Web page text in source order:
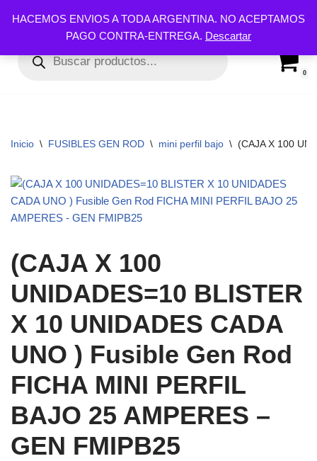
HACEMOS ENVIOS A TODA ARGENTINA. NO ACEPTAMOS
PAGO CONTRA-ENTREGA. Descartar
al
contenido
0
Inicio \ FUSIBLES GEN ROD \ mini perfil bajo \ (CAJA X 100
(CAJA X 100
UNIDADES=10 BLISTER
X 10 UNIDADES CADA
UNO ) Fusible Gen Rod
FICHA MINI PERFIL
BAJO 25 AMPERES –
GEN FMIPB25